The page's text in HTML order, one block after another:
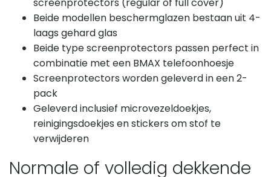
Beide modellen beschermglazen bestaan uit 4-
laags gehard glas
Beide type screenprotectors passen perfect in
combinatie met een BMAX telefoonhoesje
Screenprotectors worden geleverd in een 2-
pack
Geleverd inclusief microvezeldoekjes,
reinigingsdoekjes en stickers om stof te
verwijderen
Normale of volledig dekkende